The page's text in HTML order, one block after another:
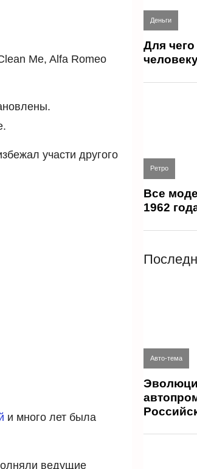
Me, Alfa Romeo
участи другого
и много лет была
ведущие
Деньги
Для
Ретро
Все
1962
Авто-тема